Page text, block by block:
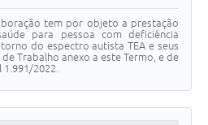
tem por objeto a prestação
para pessoa com deficiência
do espectro autista TEA e seus
Trabalho anexo a este Termo, e de
2022.